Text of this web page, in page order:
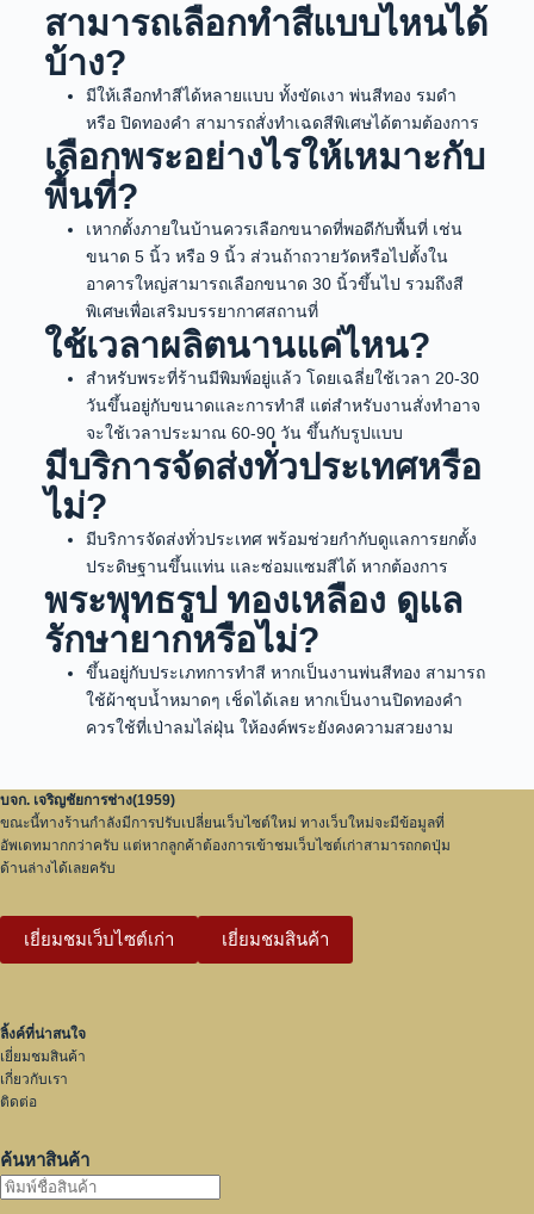
สามารถเลือกทำสีแบบไหนได้
บ้าง?
มีให้เลือกทำสีได้หลายแบบ ทั้งขัดเงา พ่นสีทอง รมดำ
หรือ ปิดทองคำ สามารถสั่งทำเฉดสีพิเศษได้ตามต้องการ
เลือกพระอย่างไรให้เหมาะกับ
พื้นที่?
เหากตั้งภายในบ้านควรเลือกขนาดที่พอดีกับพื้นที่ เช่น
ขนาด 5 นิ้ว หรือ 9 นิ้ว ส่วนถ้าถวายวัดหรือไปตั้งใน
อาคารใหญ่สามารถเลือกขนาด 30 นิ้วขึ้นไป รวมถึงสี
พิเศษเพื่อเสริมบรรยากาศสถานที่
ใช้เวลาผลิตนานแค่ไหน?
สำหรับพระที่ร้านมีพิมพ์อยู่แล้ว โดยเฉลี่ยใช้เวลา 20-30
วันขึ้นอยู่กับขนาดและการทำสี แต่สำหรับงานสั่งทำอาจ
จะใช้เวลาประมาณ 60-90 วัน ขึ้นกับรูปแบบ
มีบริการจัดส่งทั่วประเทศหรือ
ไม่?
มีบริการจัดส่งทั่วประเทศ พร้อมช่วยกำกับดูแลการยกตั้ง
ประดิษฐานขึ้นแท่น และซ่อมแซมสีได้ หากต้องการ
พระพุทธรูป ทองเหลือง ดูแล
รักษายากหรือไม่?
ขึ้นอยู่กับประเภทการทำสี หากเป็นงานพ่นสีทอง สามารถ
ใช้ผ้าชุบน้ำหมาดๆ เช็ดได้เลย หากเป็นงานปิดทองคำ
ควรใช้ที่เป่าลมไล่ฝุ่น ให้องค์พระยังคงความสวยงาม
บจก. เจริญชัยการช่าง(1959)
ขณะนี้ทางร้านกำลังมีการปรับเปลี่ยนเว็บไซต์ใหม่ ทางเว็บใหม่จะมีข้อมูลที่
อัพเดทมากกว่าครับ แต่หากลูกค้าต้องการเข้าชมเว็บไซต์เก่าสามารถกดปุ่ม
ด้านล่างได้เลยครับ
เยี่ยมชมเว็บไซต์เก่า เยี่ยมชมสินค้า
ลิ้งค์ที่น่าสนใจ
เยี่ยมชมสินค้า
เกี่ยวกับเรา
ติดต่อ
ค้นหาสินค้า